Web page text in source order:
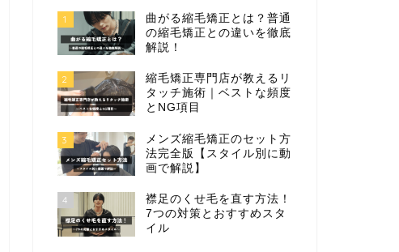
1
曲がる縮毛矯正とは？普通
の縮毛矯正との違いを徹底
解説！
2
縮毛矯正専門店が教えるリ
タッチ施術｜ベストな頻度
とNG項目
3
メンズ縮毛矯正のセット方
法完全版【スタイル別に動
画で解説】
4
襟足のくせ毛を直す方法！
7つの対策とおすすめスタ
イル